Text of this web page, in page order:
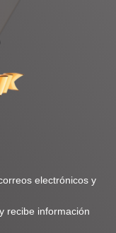
electrónicos y
recibe información